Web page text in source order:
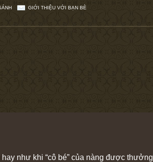
GIỚI THIỆU VỚI BẠN BÈ
như khi “cô bé” của nàng được thưởng